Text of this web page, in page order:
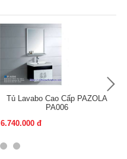
Tủ Lavabo Cao Cấp PAZOLA
PA006
6.740.000 đ